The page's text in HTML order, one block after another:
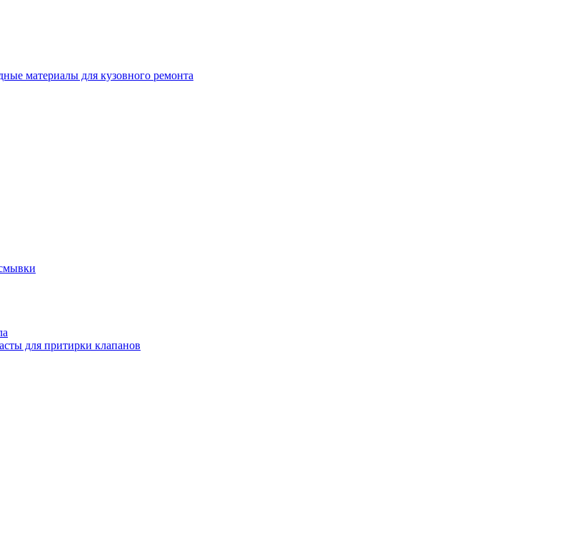
материалы для кузовного ремонта
для притирки клапанов